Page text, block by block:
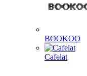
BOOKOO
Cafelat